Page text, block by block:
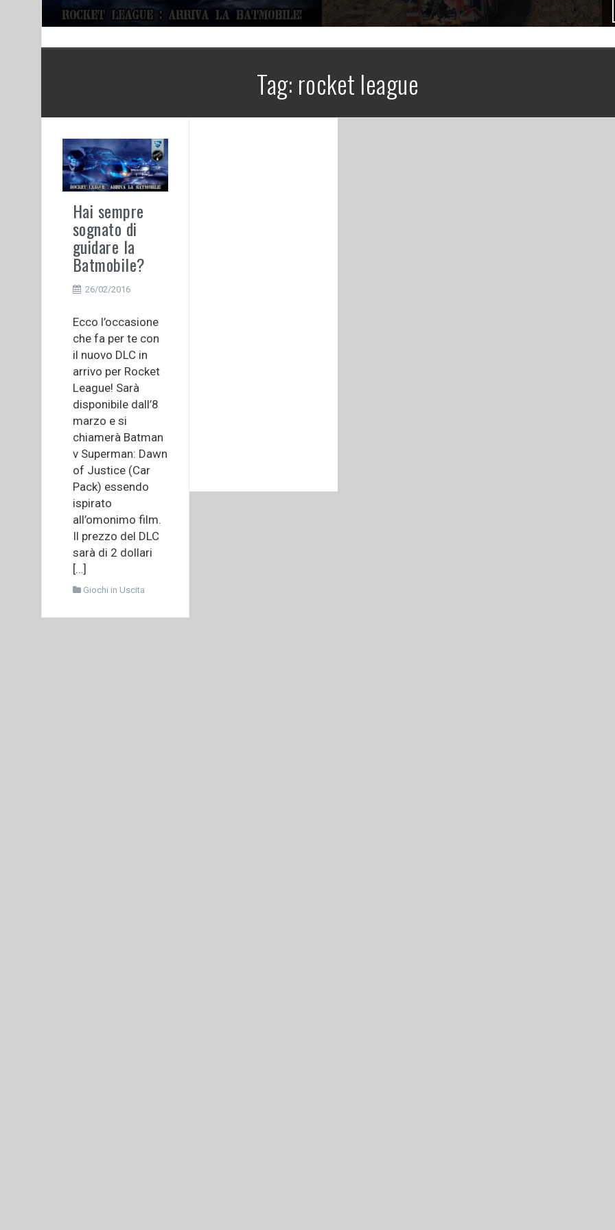
Tag: rocket league
Hai sempre
sognato di
guidare la
Batmobile?
26/02/2016
Ecco l’occasione
che fa per te con
il nuovo DLC in
arrivo per Rocket
League! Sarà
disponibile dall’8
marzo e si
chiamerà Batman
v Superman: Dawn
of Justice (Car
Pack) essendo
ispirato
all’omonimo film.
Il prezzo del DLC
sarà di 2 dollari
[…]
Giochi in Uscita